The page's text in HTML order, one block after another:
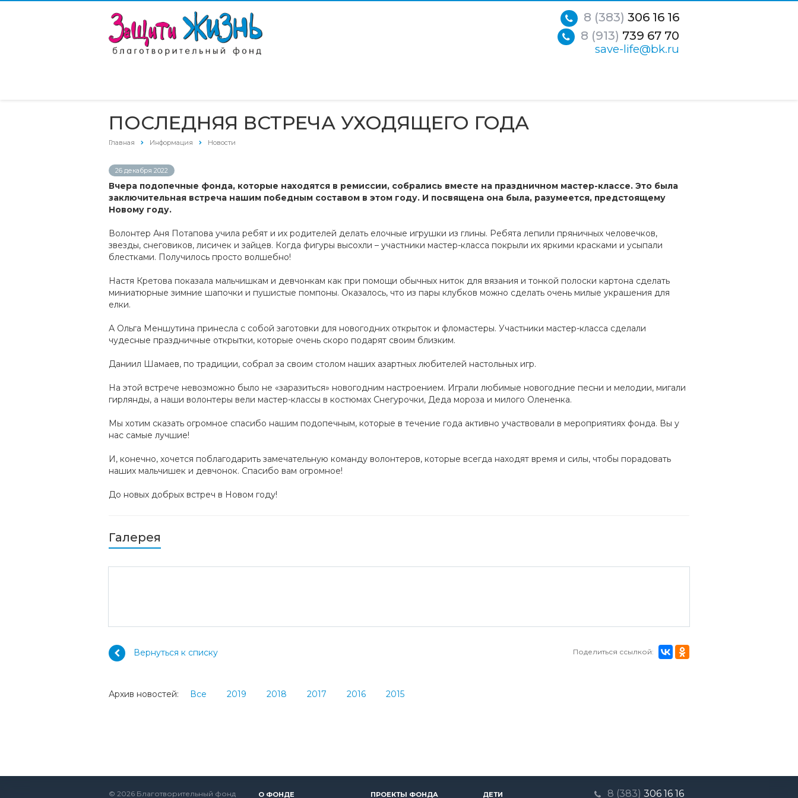
8 (383) 306 16 16
8 (913) 739 67 70
save-life@bk.ru
ПОСЛЕДНЯЯ ВСТРЕЧА УХОДЯЩЕГО ГОДА
Главная Информация Новости
26 декабря 2022
Вчера подопечные фонда, которые находятся в ремиссии, собрались вместе на праздничном мастер-классе. Это была
заключительная встреча нашим победным составом в этом году. И посвящена она была, разумеется, предстоящему
Новому году.
Волонтер Аня Потапова учила ребят и их родителей делать елочные игрушки из глины. Ребята лепили пряничных человечков,
звезды, снеговиков, лисичек и зайцев. Когда фигуры высохли – участники мастер-класса покрыли их яркими красками и усыпали
блестками. Получилось просто волшебно!
Настя Кретова показала мальчишкам и девчонкам как при помощи обычных ниток для вязания и тонкой полоски картона сделать
миниатюрные зимние шапочки и пушистые помпоны. Оказалось, что из пары клубков можно сделать очень милые украшения для
елки.
А Ольга Меншутина принесла с собой заготовки для новогодних открыток и фломастеры. Участники мастер-класса сделали
чудесные праздничные открытки, которые очень скоро подарят своим близким.
Даниил Шамаев, по традиции, собрал за своим столом наших азартных любителей настольных игр.
На этой встрече невозможно было не «заразиться» новогодним настроением. Играли любимые новогодние песни и мелодии, мигали
гирлянды, а наши волонтеры вели мастер-классы в костюмах Снегурочки, Деда мороза и милого Олененка.
Мы хотим сказать огромное спасибо нашим подопечным, которые в течение года активно участвовали в мероприятиях фонда. Вы у
нас самые лучшие!
И, конечно, хочется поблагодарить замечательную команду волонтеров, которые всегда находят время и силы, чтобы порадовать
наших мальчишек и девчонок. Спасибо вам огромное!
До новых добрых встреч в Новом году!
Галерея
Поделиться ссылкой:
Вернуться к списку
Архив новостей: Все 2019 2018 2017 2016 2015
© 2026 Благотворительный фонд О ФОНДЕ ПРОЕКТЫ ФОНДА ДЕТИ 8 (383) 306 16 16